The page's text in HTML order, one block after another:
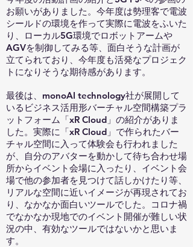
お願いがありました。今年度は勢理客で電波
シールドの環境を作って実際に電波をふいた
り、ローカル5G環境でロボットアームや
AGVを制御してみる等、面白そうな計画が
立てられており、今年度も活発なプロジェク
トになりそうな期待感があります。
最後は、monoAI technology社が展開して
いるビジネス活用形バーチャル空間構築プラ
ットフォーム「xR Cloud」の紹介がありま
した。実際に「xR Cloud」で作られたバー
チャル空間に入って体験会も行われました
が、自分のアバターを動かして待ち合わせ場
所からイベント会場に入ったり、イベント会
場で他の参加者を見つけて話しかけたり等、
リアルな空間に近いイメージが再現されてお
り、なかなか面白いツールでした。コロナ禍
でなかなか現地でのイベント開催が難しい状
況の中、有効なツールではないかと思いま
す。